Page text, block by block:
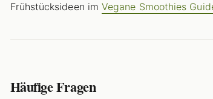
Frühstücksideen imVegane Smoothies
Häufige Fragen